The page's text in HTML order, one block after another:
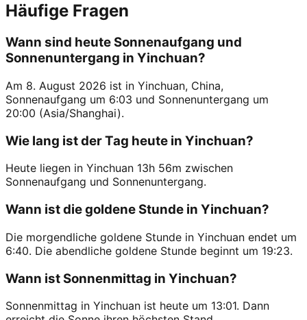
Häufige Fragen
Wann sind heute Sonnenaufgang und
Sonnenuntergang in Yinchuan?
Am 8. August 2026 ist in Yinchuan, China,
Sonnenaufgang um 6:03 und Sonnenuntergang um
20:00 (Asia/Shanghai).
Wie lang ist der Tag heute in Yinchuan?
Heute liegen in Yinchuan 13h 56m zwischen
Sonnenaufgang und Sonnenuntergang.
Wann ist die goldene Stunde in Yinchuan?
Die morgendliche goldene Stunde in Yinchuan endet um
6:40. Die abendliche goldene Stunde beginnt um 19:23.
Wann ist Sonnenmittag in Yinchuan?
Sonnenmittag in Yinchuan ist heute um 13:01. Dann